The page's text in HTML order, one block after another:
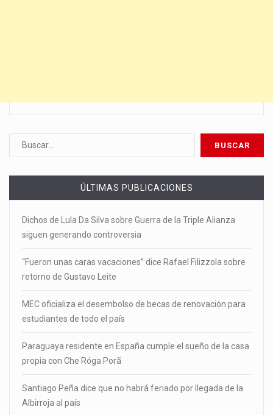
ÚLTIMAS PUBLICACIONES
Dichos de Lula Da Silva sobre Guerra de la Triple Alianza
siguen generando controversia
“Fueron unas caras vacaciones” dice Rafael Filizzola sobre
retorno de Gustavo Leite
MEC oficializa el desembolso de becas de renovación para
estudiantes de todo el país
Paraguaya residente en España cumple el sueño de la casa
propia con Che Róga Porã
Santiago Peña dice que no habrá feriado por llegada de la
Albirroja al país